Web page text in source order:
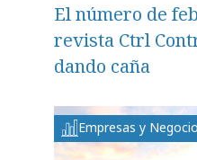
El número de
revista Ctrl
dando caña
Empresas y